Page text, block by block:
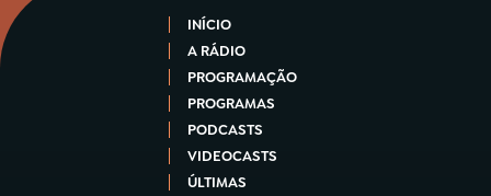
INÍCIO
A RÁDIO
PROGRAMAÇÃO
PROGRAMAS
PODCASTS
VIDEOCASTS
ÚLTIMAS